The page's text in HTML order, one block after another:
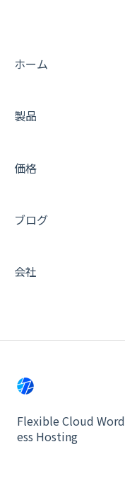
よくあるお問い
ホーム
製品
価格
ブログ
会社
Flexible Cloud
ess Hosting